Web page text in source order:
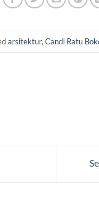
arsitektur, Candi Ratu